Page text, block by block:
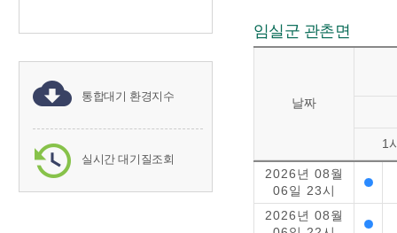
통합대기 환경지수
실시간 대기질조회
임실군 관촌면
날짜
1
2026년 08월
06일 23시
2026년 08월